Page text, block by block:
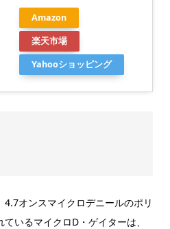
Amazon
楽天市場
Yahooショッピング
オンスマイクロデニールのポリ
いるマイクロD・ゲイターは、